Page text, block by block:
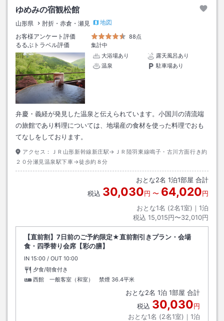
ゆめみの宿観松館
山形県 肘折・赤倉・瀬見
地図
お客様アンケート評価
88点
るるぶトラベル評価
集計中
大浴場あり
露天風呂あり
温泉
駐車場あり
弁慶・義経が発見した温泉と伝えられています。小国川の清流端
の旅館であり料理については、地場産の食材を使った料理でおも
てなしをしております。
アクセス：
ＪＲ山形新幹線新庄駅→ＪＲ陸羽東線鳴子・古川方面行き約
２０分瀬見温泉駅下車→徒歩約８分
おとな2名 1泊1部屋 合計
税込 30,030円 〜 64,020円
おとな1名 (2名1室)｜ 1泊
税込 15,015円〜32,010円
【直前割】7日前のご予約限定★直前割引きプラン・会場
食・四季替り会席【彩の膳】
IN チェックイン
15:00 / OUT チェックアウト
10:00
夕食/朝食付き
西館 一般客室（和室） 禁煙 36.4平米
おとな2名 1泊 1部屋 合計
税込 30,030円
おとな1名 (2名1室)｜ 1泊